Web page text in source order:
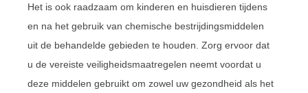
Het is ook raadzaam om kinderen en huisdieren tijdens
en na het gebruik van chemische bestrijdingsmiddelen
uit de behandelde gebieden te houden. Zorg ervoor dat
u de vereiste veiligheidsmaatregelen neemt voordat u
deze middelen gebruikt om zowel uw gezondheid als het